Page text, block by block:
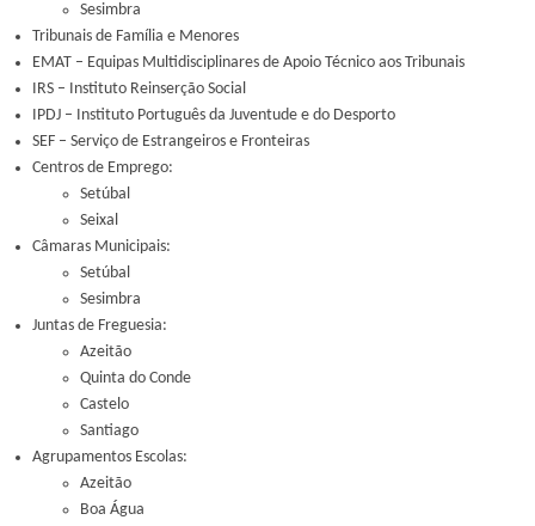
Sesimbra
Tribunais de Família e Menores
EMAT – Equipas Multidisciplinares de Apoio Técnico aos Tribunais
IRS – Instituto Reinserção Social
IPDJ – Instituto Português da Juventude e do Desporto
SEF – Serviço de Estrangeiros e Fronteiras
Centros de Emprego:
Setúbal
Seixal
Câmaras Municipais:
Setúbal
Sesimbra
Juntas de Freguesia:
Azeitão
Quinta do Conde
Castelo
Santiago
Agrupamentos Escolas:
Azeitão
Boa Água